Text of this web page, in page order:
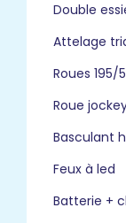
Double
Attelage
Roues 195/
Roue
Basculant
Feux à led
Batterie +